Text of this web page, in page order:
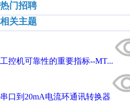
热门招聘
相关主题
工控机可靠性的重要指标--MT...
串口到20mA电流环通讯转换器